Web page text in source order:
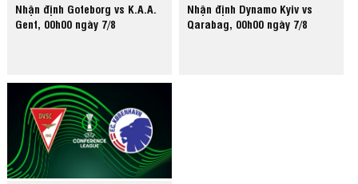
Nhận định Goteborg vs K.A.A.
Gent, 00h00 ngày 7/8
Nhận định Dynamo Kyiv vs
Qarabag, 00h00 ngày 7/8